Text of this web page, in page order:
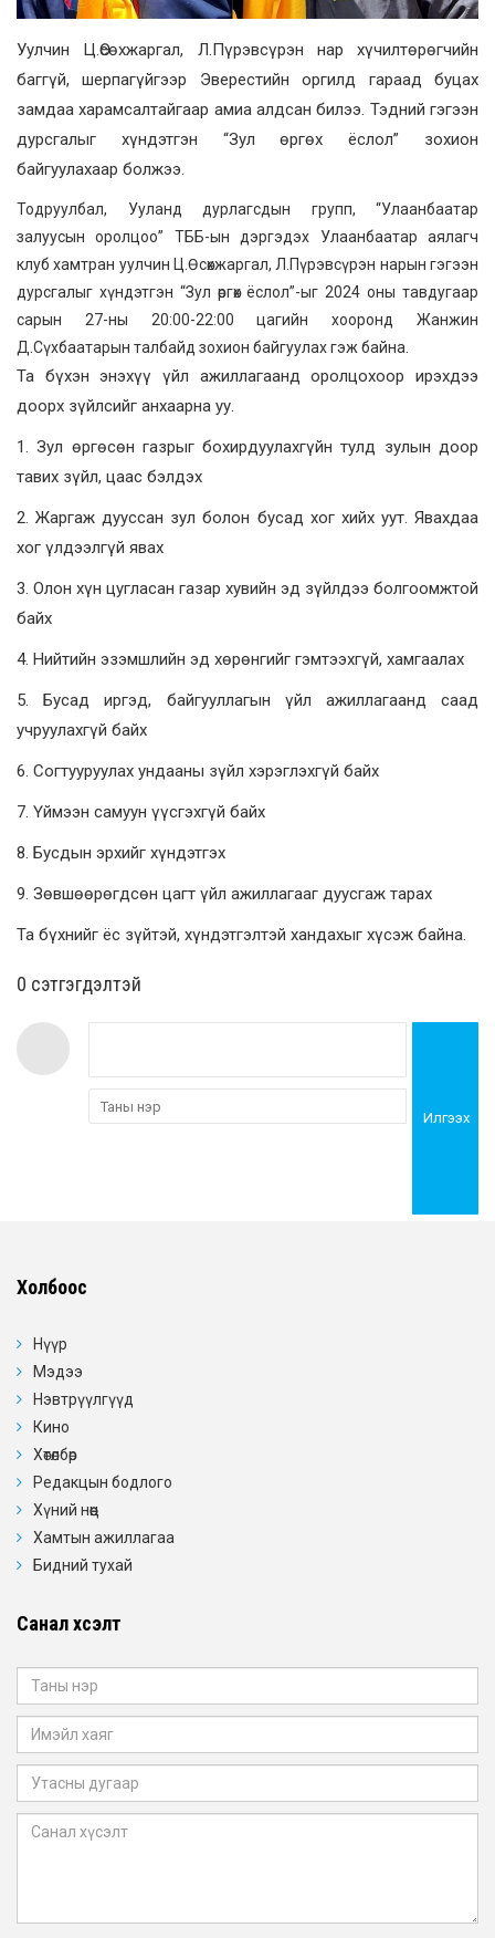
Уулчин Ц.Өсөхжаргал, Л.Пүрэвсүрэн нар хүчилтөрөгчийн
баггүй, шерпагүйгээр Эверестийн оргилд гараад буцах
замдаа харамсалтайгаар амиа алдсан билээ. Тэдний гэгээн
дурсгалыг хүндэтгэн “Зул өргөх ёслол” зохион
байгуулахаар болжээ.
Тодруулбал, Ууланд дурлагсдын групп, “Улаанбаатар
залуусын оролцоо” ТББ-ын дэргэдэх Улаанбаатар аялагч
клуб хамтран уулчин Ц.Өсөхжаргал, Л.Пүрэвсүрэн нарын гэгээн
дурсгалыг хүндэтгэн “Зул өргөх ёслол”-ыг 2024 оны тавдугаар
сарын 27-ны 20:00-22:00 цагийн хооронд Жанжин
Д.Сүхбаатарын талбайд зохион байгуулах гэж байна.
Та бүхэн энэхүү үйл ажиллагаанд оролцохоор ирэхдээ
доорх зүйлсийг анхаарна уу.
1. Зул өргөсөн газрыг бохирдуулахгүйн тулд зулын доор
тавих зүйл, цаас бэлдэх
2. Жаргаж дууссан зул болон бусад хог хийх уут. Явахдаа
хог үлдээлгүй явах
3. Олон хүн цугласан газар хувийн эд зүйлдээ болгоомжтой
байх
4. Нийтийн эзэмшлийн эд хөрөнгийг гэмтээхгүй, хамгаалах
5. Бусад иргэд, байгууллагын үйл ажиллагаанд саад
учруулахгүй байх
6. Согтууруулах ундааны зүйл хэрэглэхгүй байх
7. Үймээн самуун үүсгэхгүй байх
8. Бусдын эрхийг хүндэтгэх
9. Зөвшөөрөгдсөн цагт үйл ажиллагааг дуусгаж тарах
Та бүхнийг ёс зүйтэй, хүндэтгэлтэй хандахыг хүсэж байна.
0 cэтгэгдэлтэй
Илгээх
Холбоос
Нүүр
Мэдээ
Нэвтрүүлгүүд
Кино
Хөтөлбөр
Редакцын бодлого
Хүний нөөц
Хамтын ажиллагаа
Бидний тухай
Санал хүсэлт